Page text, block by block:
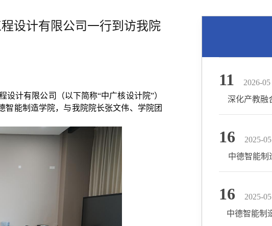
设计有限公司一行到访我院
计有限公司（以下简称“中广核设计院”）
智能制造学院，与我院院长张文伟、学院团
11
2026-05
16
2025-05
16
2025-05